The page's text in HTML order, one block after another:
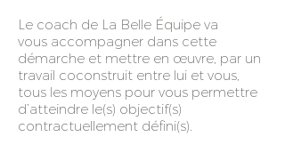
Le coach de La Belle Équipe va
vous accompagner dans cette
démarche et mettre en œuvre, par un
travail coconstruit entre lui et vous,
tous les moyens pour vous permettre
d’atteindre le(s) objectif(s)
contractuellement défini(s).